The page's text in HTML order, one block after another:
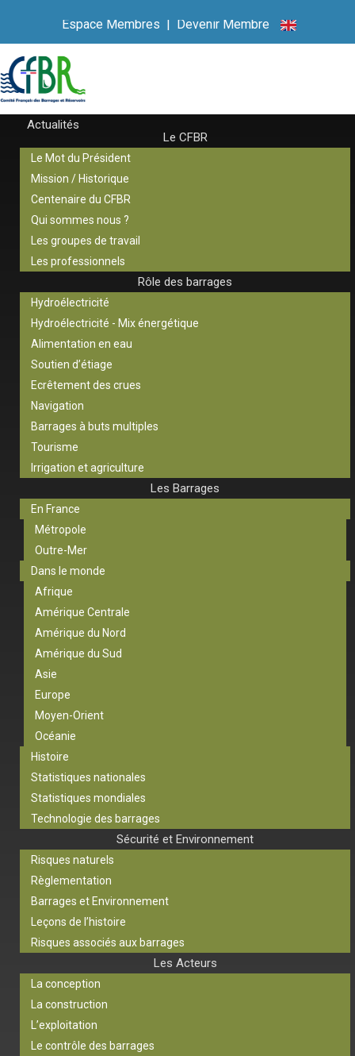
Espace Membres | Devenir Membre
Actualités
Le CFBR
Le Mot du Président
Mission / Historique
Centenaire du CFBR
Qui sommes nous ?
Les groupes de travail
Les professionnels
Rôle des barrages
Hydroélectricité
Hydroélectricité - Mix énergétique
Alimentation en eau
Soutien d’étiage
Ecrêtement des crues
Navigation
Barrages à buts multiples
Tourisme
Irrigation et agriculture
Les Barrages
En France
Métropole
Outre-Mer
Dans le monde
Afrique
Amérique Centrale
Amérique du Nord
Amérique du Sud
Asie
Europe
Moyen-Orient
Océanie
Histoire
Statistiques nationales
Statistiques mondiales
Technologie des barrages
Sécurité et Environnement
Risques naturels
Règlementation
Barrages et Environnement
Leçons de l’histoire
Risques associés aux barrages
Les Acteurs
La conception
La construction
L’exploitation
Le contrôle des barrages